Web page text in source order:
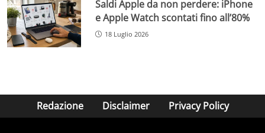
Saldi Apple da non perdere: iPhone
e Apple Watch scontati fino all’80%
18 Luglio 2026
Redazione Disclaimer Privacy Policy